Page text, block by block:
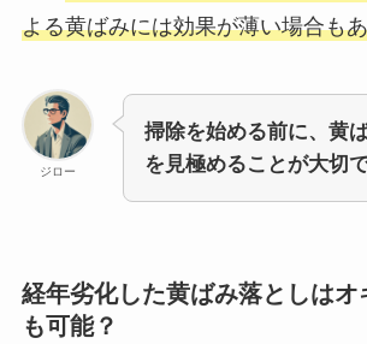
よる黄ばみには効果が薄い場合も
ジロー
掃除を始める前に、黄
を見極めることが大切で
経年劣化した黄ばみ落としはオ
も可能？